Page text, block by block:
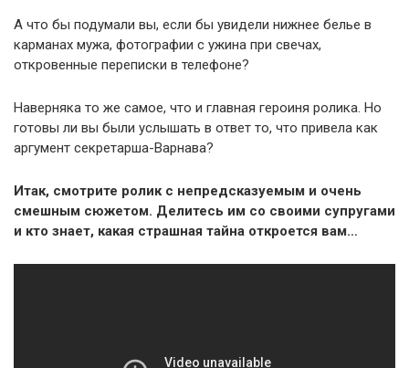
А что бы подумали вы, если бы увидели нижнее белье в
карманах мужа, фотографии с ужина при свечах,
откровенные переписки в телефоне?
Наверняка то же самое, что и главная героиня ролика. Но
готовы ли вы были услышать в ответ то, что привела как
аргумент секретарша-Варнава?
Итак, смотрите ролик с непредсказуемым и очень
смешным сюжетом. Делитесь им со своими супругами
и кто знает, какая страшная тайна откроется вам…